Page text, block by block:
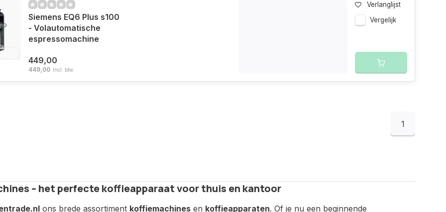
Siemens EQ6 Plus s100
- Volautomatische
espressomachine
449,00
449,00 Incl. btw
Verlanglijst
Vergelijk
1
– het perfecte koffieapparaat voor thuis en kantoor
ons brede assortiment koffiemachinesen koffieapparaten. Of je nu een beginnende